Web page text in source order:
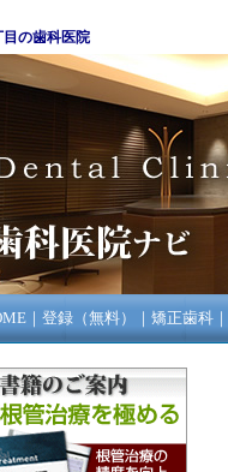
目の歯科医院
｜ 登録（無料） ｜ 矯正歯科｜